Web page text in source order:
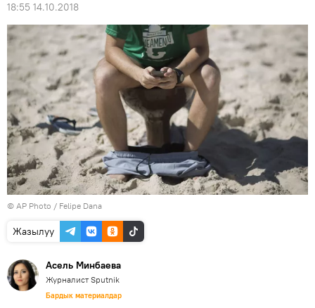
18:55 14.10.2018
© AP Photo / Felipe Dana
Жазылуу
Асель Минбаева
Журналист Sputnik
Бардык материалдар